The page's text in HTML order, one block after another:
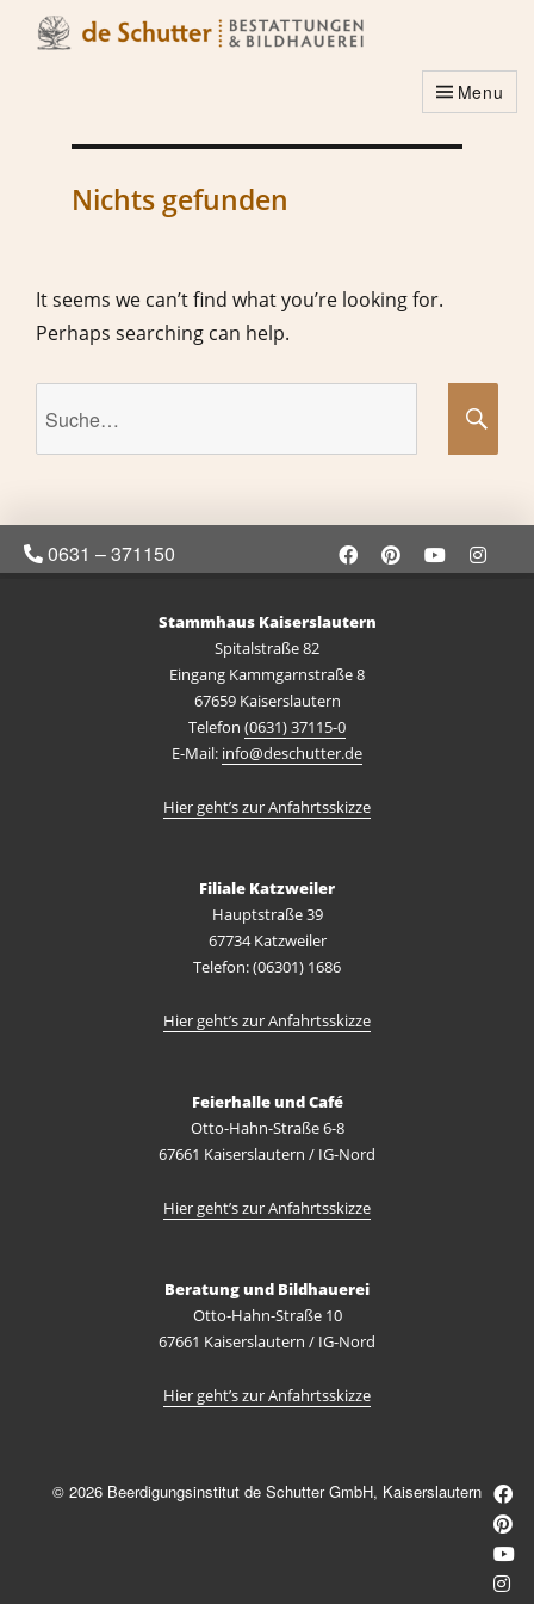
Menu
Nichts gefunden
It seems we can’t find what you’re looking for.
Perhaps searching can help.
0631 – 371150
Stammhaus Kaiserslautern
Spitalstraße 82
Eingang Kammgarnstraße 8
67659 Kaiserslautern
Telefon (0631) 37115-0
E-Mail: info@deschutter.de
Hier geht’s zur Anfahrtsskizze
Filiale Katzweiler
Hauptstraße 39
67734 Katzweiler
Telefon: (06301) 1686
Hier geht’s zur Anfahrtsskizze
Feierhalle und Café
Otto-Hahn-Straße 6-8
67661 Kaiserslautern / IG-Nord
Hier geht’s zur Anfahrtsskizze
Beratung und Bildhauerei
Otto-Hahn-Straße 10
67661 Kaiserslautern / IG-Nord
Hier geht’s zur Anfahrtsskizze
© 2026 Beerdigungsinstitut de Schutter GmbH, Kaiserslautern